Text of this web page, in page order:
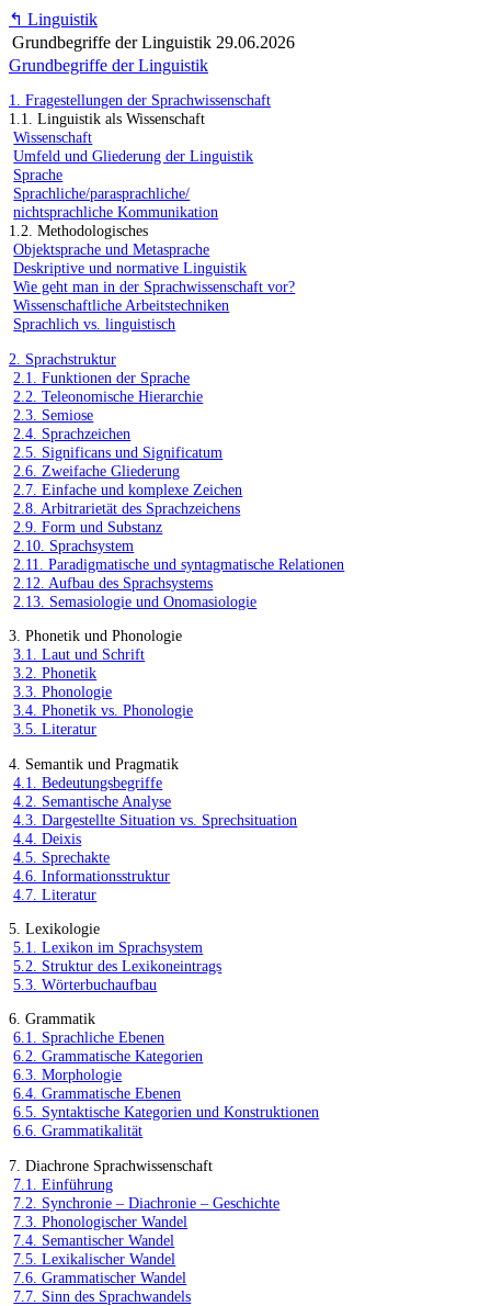
↰ Linguistik
Grundbegriffe der Linguistik 29.06.2026
Grundbegriffe der Linguistik
1. Fragestellungen der Sprachwissenschaft
1.1. Linguistik als Wissenschaft
Wissenschaft
Umfeld und Gliederung der Linguistik
Sprache
Sprachliche/parasprachliche/
nichtsprachliche Kommunikation
1.2. Methodologisches
Objektsprache und Metasprache
Deskriptive und normative Linguistik
Wie geht man in der Sprachwissenschaft vor?
Wissenschaftliche Arbeitstechniken
Sprachlich vs. linguistisch
2. Sprachstruktur
2.1. Funktionen der Sprache
2.2. Teleonomische Hierarchie
2.3. Semiose
2.4. Sprachzeichen
2.5. Significans und Significatum
2.6. Zweifache Gliederung
2.7. Einfache und komplexe Zeichen
2.8. Arbitrarietät des Sprachzeichens
2.9. Form und Substanz
2.10. Sprachsystem
2.11. Paradigmatische und syntagmatische Relationen
2.12. Aufbau des Sprachsystems
2.13. Semasiologie und Onomasiologie
3. Phonetik und Phonologie
3.1. Laut und Schrift
3.2. Phonetik
3.3. Phonologie
3.4. Phonetik vs. Phonologie
3.5. Literatur
4. Semantik und Pragmatik
4.1. Bedeutungsbegriffe
4.2. Semantische Analyse
4.3. Dargestellte Situation vs. Sprechsituation
4.4. Deixis
4.5. Sprechakte
4.6. Informationsstruktur
4.7. Literatur
5. Lexikologie
5.1. Lexikon im Sprachsystem
5.2. Struktur des Lexikoneintrags
5.3. Wörterbuchaufbau
6. Grammatik
6.1. Sprachliche Ebenen
6.2. Grammatische Kategorien
6.3. Morphologie
6.4. Grammatische Ebenen
6.5. Syntaktische Kategorien und Konstruktionen
6.6. Grammatikalität
7. Diachrone Sprachwissenschaft
7.1. Einführung
7.2. Synchronie – Diachronie – Geschichte
7.3. Phonologischer Wandel
7.4. Semantischer Wandel
7.5. Lexikalischer Wandel
7.6. Grammatischer Wandel
7.7. Sinn des Sprachwandels